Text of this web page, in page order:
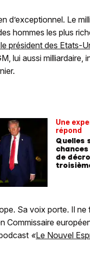
d’exceptionnel. Le
hommes les plus
président des Etats-
lui aussi milliardaire,
Une
répond
Quelles
de
Sa voix porte. Il ne
Commissaire
«Le Nouvel